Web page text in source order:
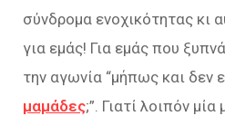
σύνδρομα ενοχικότητας κι
για εμάς! Για εμάς που
την αγωνία “μήπως και δεν
μαμάδες;”. Γιατί λοιπόν